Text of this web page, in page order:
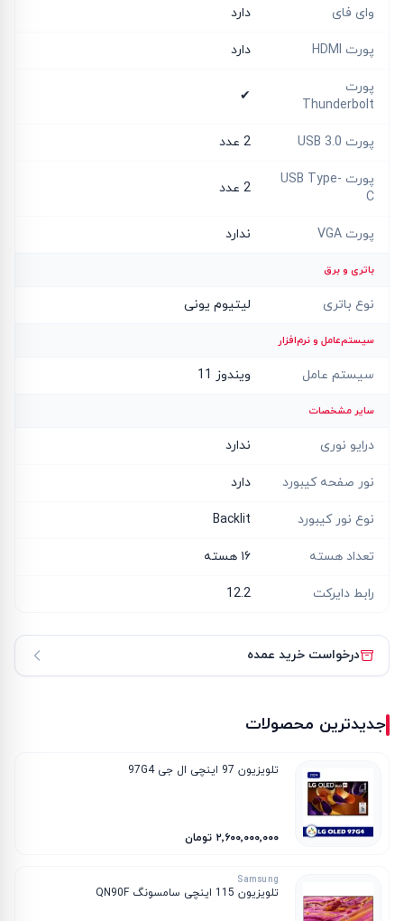
وای فای دارد
پورت HDMI دارد
پورت
Thunderbolt
✔
پورت USB 3.0 2 عدد
پورت USB Type-
C
2 عدد
پورت VGA ندارد
باتری و برق
نوع باتری لیتیوم یونی
سیستم‌عامل و نرم‌افزار
سیستم عامل ویندوز 11
سایر مشخصات
درایو نوری ندارد
نور صفحه کیبورد دارد
نوع نور کیبورد Backlit
تعداد هسته ۱۶ هسته‌
رابط دایرکت 12.2
درخواست خرید عمده
جدیدترین محصولات
تلویزیون 97 اینچی ال جی 97G4
۲٬۶۰۰٬۰۰۰٬۰۰۰ تومان
Samsung
تلویزیون 115 اینچی سامسونگ QN90F